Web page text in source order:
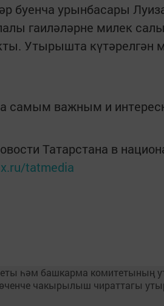
буенча урынбасары
гаиләләрне милек
Утырышта күтәрелгән
самым важным и
Татарстана в
tatmedia